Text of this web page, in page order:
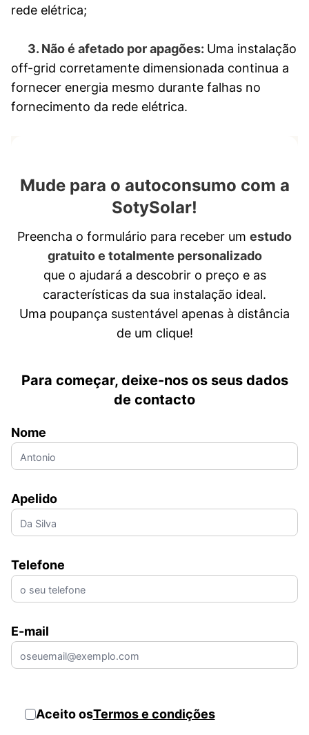
rede elétrica;
3. Não é afetado por apagões: Uma instalação
off-grid corretamente dimensionada continua a
fornecer energia mesmo durante falhas no
fornecimento da rede elétrica.
Mude para o autoconsumo com a
SotySolar!
Preencha o formulário para receber um estudo
gratuito e totalmente personalizado
que o ajudará a descobrir o preço e as
características da sua instalação ideal.
Uma poupança sustentável apenas à distância
de um clique!
Para começar, deixe-nos os seus dados
de contacto
Nome
Apelido
Telefone
E-mail
Aceito osTermos e condições